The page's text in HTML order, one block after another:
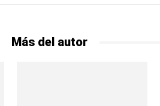
Más del autor